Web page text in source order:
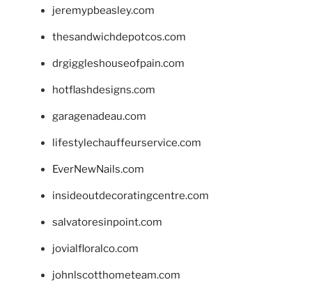
jeremypbeasley.com
thesandwichdepotcos.com
drgiggleshouseofpain.com
hotflashdesigns.com
garagenadeau.com
lifestylechauffeurservice.com
EverNewNails.com
insideoutdecoratingcentre.com
salvatoresinpoint.com
jovialfloralco.com
johnlscotthometeam.com